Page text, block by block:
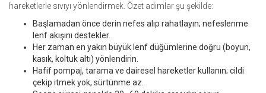
hareketlerle sıvıyı yönlendirmek. Özet adımlar şu şekilde:
Başlamadan önce derin nefes alıp rahatlayın; nefeslenme
lenf akışını destekler.
Her zaman en yakın büyük lenf düğümlerine doğru (boyun,
kasık, koltuk altı) yönlendirin.
Hafif pompaj, tarama ve dairesel hareketler kullanın; cildi
çekip itmek yok, sürtünme az.